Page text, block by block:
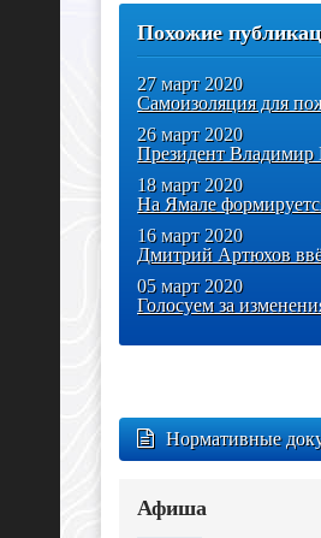
Похожие
27 март 2020
26 март 2020
18 март 2020
16 март 2020
05 март 2020
Нормативные
Афиша